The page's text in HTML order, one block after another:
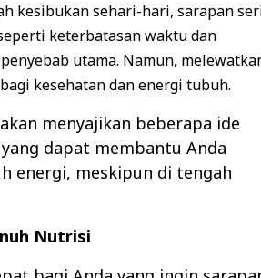
kesibukan sehari-hari, sarapan
keterbatasan waktu dan
utama. Namun,
kesehatan dan energi tubuh.
menyajikan beberapa ide
dapat membantu Anda
energi, meskipun di tengah
Nutrisi